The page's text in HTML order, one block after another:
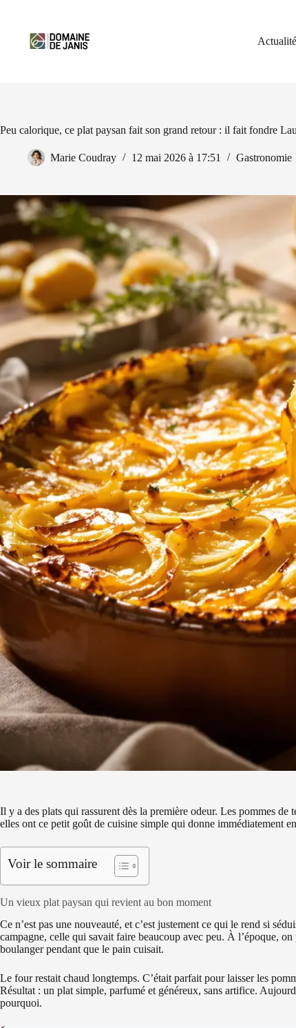
Peu calorique, ce plat paysan fait son grand retour : il fait fondre
Marie Coudray 12 mai 2026 à 17:51 Gastronomie
Il y a des plats qui rassurent dès la première odeur. Les pommes
elles ont ce petit goût de cuisine simple qui donne immédiatement
Voir le sommaire
Un vieux plat paysan qui revient au bon moment
Ce n’est pas une nouveauté, et c’est justement ce qui le rend si
campagne, celle qui savait faire beaucoup avec peu. À l’époque,
boulanger pendant que le pain cuisait.
Le four restait chaud longtemps. C’était parfait pour laisser les
Résultat : un plat simple, parfumé et généreux, sans artifice.
pourquoi.